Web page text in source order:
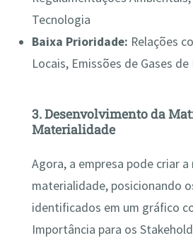
Tecnologia
Baixa Prioridade: Relações
Locais, Emissões de Gases
3. Desenvolvimento da
Materialidade
Agora, a empresa pode criar
materialidade, posicionando
identificados em um gráfico
Importância para os